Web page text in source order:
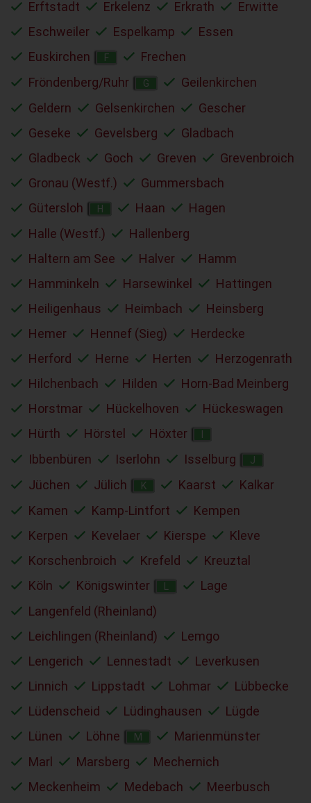
Erftstadt Erkelenz Erkrath
Erwitte
Eschweiler
Espelkamp
Essen
Euskirchen
F
Frechen
Fröndenberg/Ruhr
G
Geilenkirchen
Geldern
Gelsenkirchen
Gescher
Geseke
Gevelsberg
Gladbach
Gladbeck
Goch Greven
Grevenbroich
Gronau (Westf.)
Gummersbach
Gütersloh
H Haan
Hagen
Halle (Westf.)
Hallenberg
Haltern am See
Halver
Hamm
Hamminkeln
Harsewinkel
Hattingen
Heiligenhaus
Heimbach
Heinsberg
Hemer
Hennef (Sieg)
Herdecke
Herford
Herne Herten
Herzogenrath
Hilchenbach
Hilden
Horn-Bad Meinberg
Horstmar
Hückelhoven
Hückeswagen
Hürth
Hörstel Höxter
Ibbenbüren Iserlohn Isselburg J
Jüchen Jülich K Kaarst
Kalkar
Kamen
Kamp-Lintfort
Kempen
Kerpen
Kevelaer Kierspe
Kleve
Korschenbroich
Krefeld
Kreuztal
Köln
Königswinter
Lage
Langenfeld (Rheinland)
Leichlingen (Rheinland)
Lemgo
Lengerich
Lennestadt
Leverkusen
Linnich
Lippstadt Lohmar
Lübbecke
Lüdenscheid
Lüdinghausen
Lügde
Lünen
Löhne M
Marienmünster
Marl
Marsberg
Mechernich
Meckenheim
Medebach
Meerbusch